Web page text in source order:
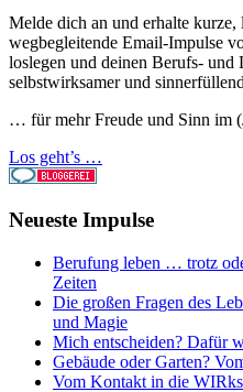
Melde dich an und erhalte kurze,
wegbegleitende Email-Impulse
loslegen und deinen Berufs-
selbstwirksamer und
… für mehr Freude und Sinn im
Los geht’s …
Neueste Impulse
Berufung leben … trotz
Zeiten
Die großen Fragen des
und Magie
Mich entscheiden? Dafür
Gebäude oder Garten?
Vom Kontakt in die